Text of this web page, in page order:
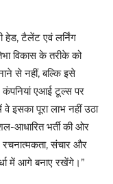
हेड, टैलेंट एवं लर्निंग
विकास के तरीके को
से नहीं, बल्कि इसे
एआई टूल्स पर
इसका पूरा लाभ नहीं उठा
आधारित भर्ती की ओर
रचनात्मकता, संचार और
में आगे बनाए रखेंगे।”